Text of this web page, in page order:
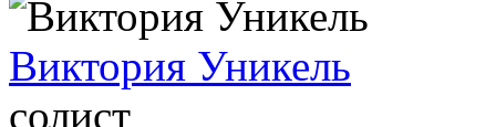
Виктория Уникель
солист